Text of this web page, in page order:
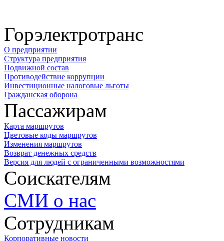
Горэлектротранс
О предприятии
Структура предприятия
Подвижной состав
Противодействие коррупции
Инвестиционные налоговые льготы
Гражданская оборона
Пассажирам
Карта маршрутов
Цветовые коды маршрутов
Изменения маршрутов
Возврат денежных средств
Версия для людей с ограниченными возможностями
Соискателям
СМИ о нас
Сотрудникам
Корпоративные новости